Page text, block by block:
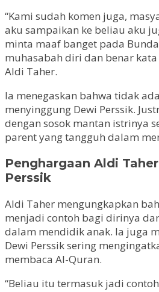
“Kami sudah komen juga,
aku sampaikan ke beliau aku
minta maaf banget pada
muhasabah diri dan benar kata
Aldi Taher.
Ia menegaskan bahwa tidak
menyinggung Dewi Perssik.
dengan sosok mantan istrinya
parent yang tangguh dalam
Penghargaan Aldi
Perssik
Aldi Taher mengungkapkan
menjadi contoh bagi dirinya
dalam mendidik anak. Ia juga
Dewi Perssik sering
membaca Al-Quran.
“Beliau itu termasuk jadi